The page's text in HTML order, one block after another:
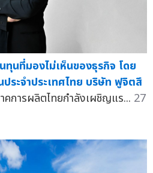
ทุนที่มองไม่เห็นของธุรกิจ โดย
ระจำประเทศไทย บริษัท ฟูจิตสึ
การผลิตไทยกำลังเผชิญแร... 27